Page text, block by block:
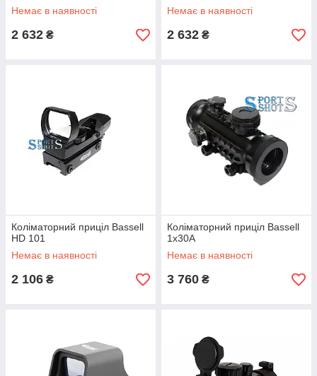
Немає в наявності
2 632 ₴
Немає в наявності
2 632 ₴
Коліматорний приціл Bassell
HD 101
Немає в наявності
2 106 ₴
Коліматорний приціл Bassell
1x30A
Немає в наявності
3 760 ₴